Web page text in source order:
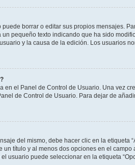
borrar o editar sus propios mensajes.
pequeño texto indicando que ha sido
y la causa de la edición. Los usuarios
en el Panel de Control de Usuario. Una vez
de Control de Usuario. Para dejar de
del mismo, debe hacer clic en la
un título y al menos dos opciones en el
usuario puede seleccionar en la etiqueta